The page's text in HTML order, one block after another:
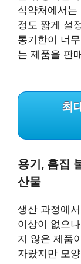
식약처에서
정도 짧게 설
통기한이 너
는 제품을 판
최
용기, 흠집
산물
생산 과정에
이상이 없으
지 않은 제품
자랐지만 모